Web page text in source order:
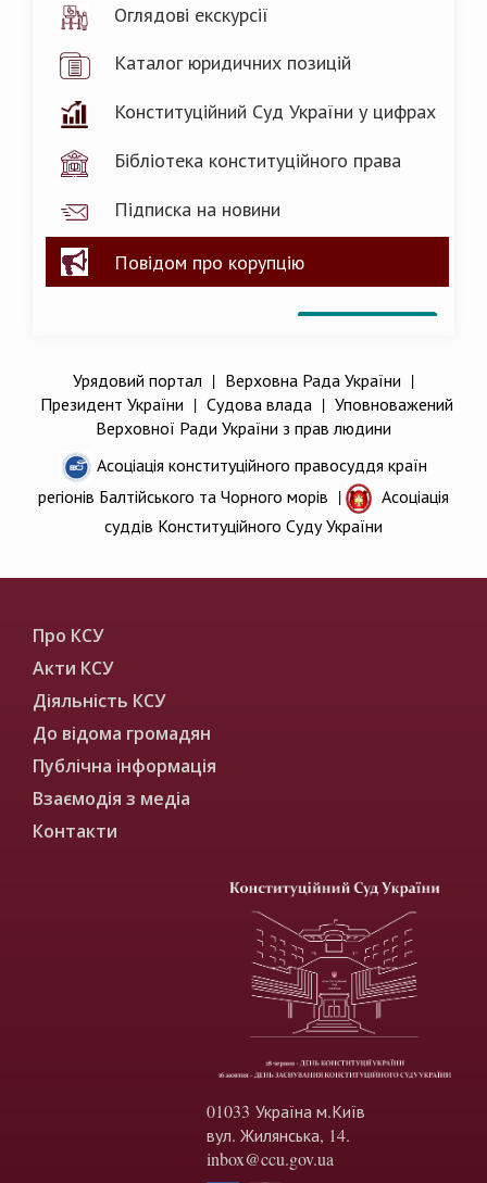
Оглядові екскурсії
Каталог юридичних позицій
Конституційний Суд України у цифрах
Бібліотека конституційного права
Підписка на новини
Повідом про корупцію
Урядовий портал | Верховна Рада України |
Президент України | Судова влада| Уповноважений
Верховної Ради України з прав людини
Асоціація конституційного правосуддя країн
регіонів Балтійського та Чорного морів |
Асоціація
суддів Конституційного Суду України
Про КСУ
Акти КСУ
Діяльність КСУ
До відома громадян
Публічна інформація
Взаємодія з медіа
Контакти
01033 Україна м.Київ
вул. Жилянська, 14.
inbox@ccu.gov.ua